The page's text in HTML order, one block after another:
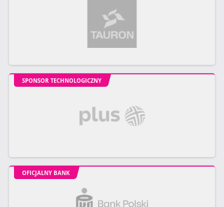
SPONSOR TECHNOLOGICZNY
OFICJALNY BANK